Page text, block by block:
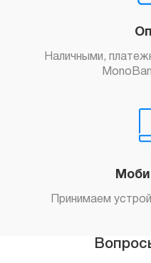
Наличными,
Принимаем